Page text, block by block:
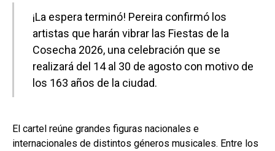
¡La espera terminó! Pereira confirmó los
artistas que harán vibrar las Fiestas de la
Cosecha 2026, una celebración que se
realizará del 14 al 30 de agosto con motivo de
los 163 años de la ciudad.
El cartel reúne grandes figuras nacionales e
internacionales de distintos géneros musicales. Entre los